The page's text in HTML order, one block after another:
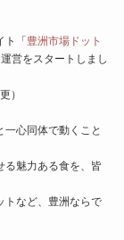
ト「 豊洲市場ドット
営をスタートしまし
）
心同体で動くこと
る魅力ある食を、皆
トなど、豊洲ならで